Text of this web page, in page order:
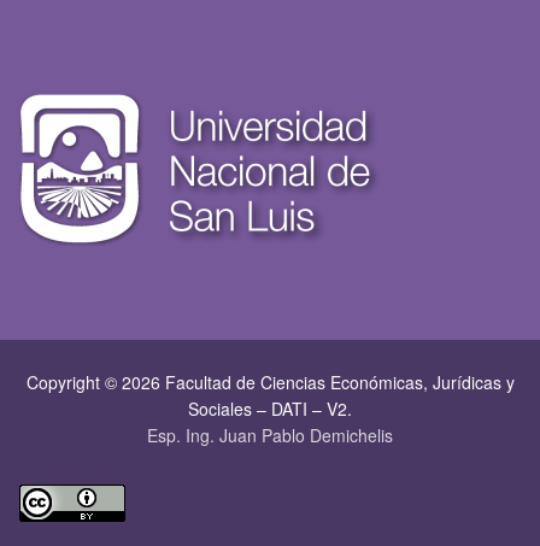
Copyright © 2026 Facultad de Ciencias Económicas, Jurí­dicas y
Sociales – DATI – V2.
Esp. Ing. Juan Pablo Demichelis